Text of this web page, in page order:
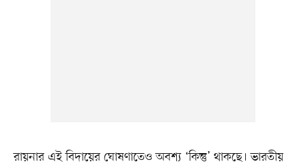
রায়নার এই বিদায়ের ঘোষণাতেও অবশ্য ‘কিন্তু’ থাকছে। ভারতীয়